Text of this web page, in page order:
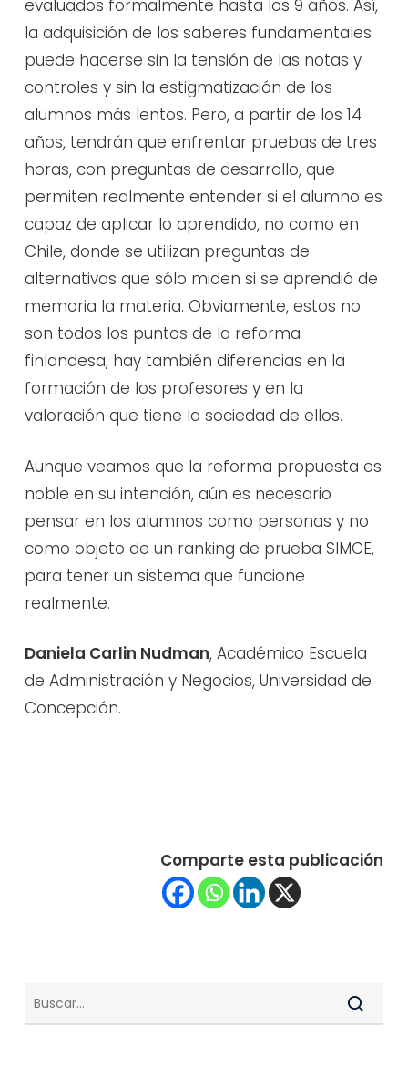
evaluados formalmente hasta los 9 años. Así,
la adquisición de los saberes fundamentales
puede hacerse sin la tensión de las notas y
controles y sin la estigmatización de los
alumnos más lentos. Pero, a partir de los 14
años, tendrán que enfrentar pruebas de tres
horas, con preguntas de desarrollo, que
permiten realmente entender si el alumno es
capaz de aplicar lo aprendido, no como en
Chile, donde se utilizan preguntas de
alternativas que sólo miden si se aprendió de
memoria la materia. Obviamente, estos no
son todos los puntos de la reforma
finlandesa, hay también diferencias en la
formación de los profesores y en la
valoración que tiene la sociedad de ellos.
Aunque veamos que la reforma propuesta es
noble en su intención, aún es necesario
pensar en los alumnos como personas y no
como objeto de un ranking de prueba SIMCE,
para tener un sistema que funcione
realmente.
Daniela Carlin Nudman, Académico Escuela
de Administración y Negocios, Universidad de
Concepción.
Comparte esta publicación